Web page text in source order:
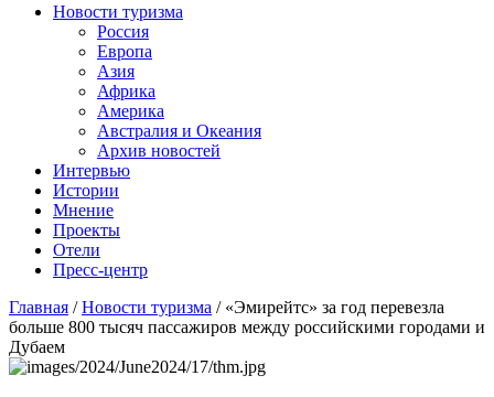
Новости туризма
Россия
Европа
Азия
Африка
Америка
Австралия и Океания
Архив новостей
Интервью
Истории
Мнение
Проекты
Отели
Пресс-центр
Главная /Новости туризма / «Эмирейтс» за год перевезла
больше 800 тысяч пассажиров между российскими городами и
Дубаем